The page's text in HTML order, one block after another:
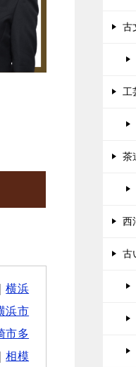
｜横浜
浜市
市多
｜相模
古
工
茶
西
古